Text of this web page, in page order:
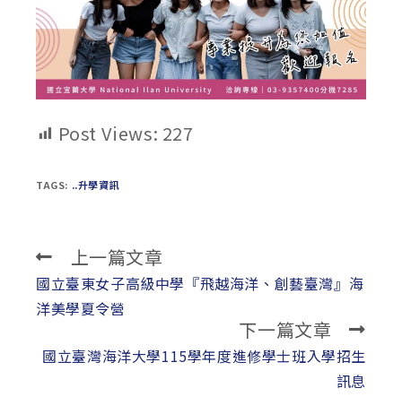
Post Views: 227
TAGS: ..升學資訊
Read
more
articles
上一篇文章
國立臺東女子高級中學『飛越海洋、創藝臺灣』海
洋美學夏令營
下一篇文章
國立臺灣海洋大學115學年度進修學士班入學招生
訊息